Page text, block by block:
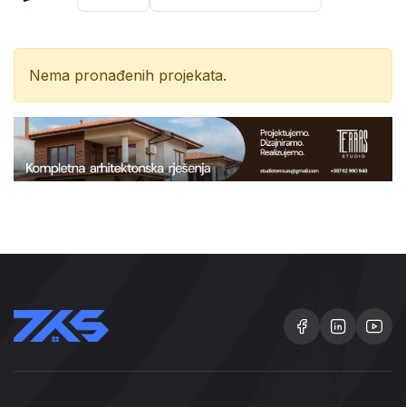
Nema pronađenih projekata.